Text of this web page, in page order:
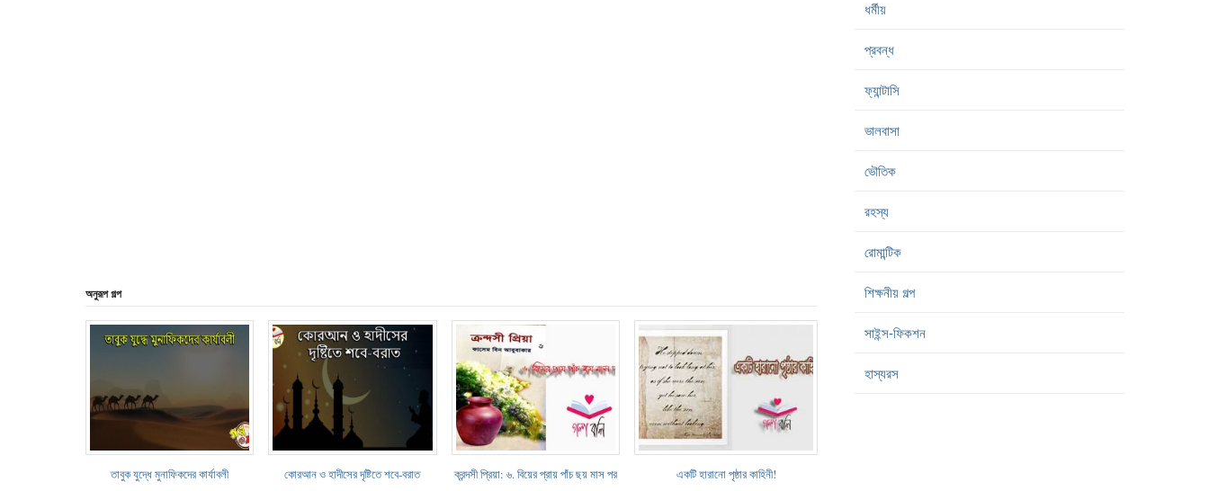
অনুরূপ গল্প
তাবুক যুদ্ধে মুনাফিকদের কার্যাবলী কোরআন ও হাদীসের দৃষ্টিতে শবে-বরাত ক্রন্দসী প্রিয়া: ৬. বিয়ের প্রায় পাঁচ ছয় মাস পর একটি হারানো পৃষ্ঠার কাহিনী!
ধর্মীয়
প্রবন্ধ
ফ্যান্টাসি
ভালবাসা
ভৌতিক
রহস্য
রোমান্টিক
শিক্ষনীয় গল্প
সাইন্স-ফিকশন
হাস্যরস